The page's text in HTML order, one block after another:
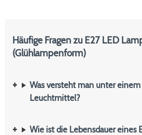
Häufige Fragen zu E27 LED
(Glühlampenform)
Was versteht man unter einem
Leuchtmittel?
Wie ist die Lebensdauer eines